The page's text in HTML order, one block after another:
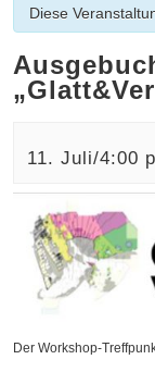
Diese
11. Juli/4:00
Der Workshop-